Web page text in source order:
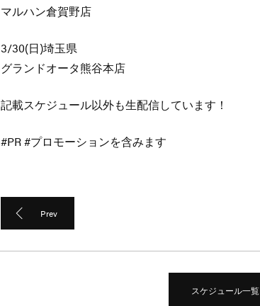
マルハン倉賀野店
3/30(日)埼玉県
グランドオータ熊谷本店
記載スケジュール以外も生配信しています！
#PR #プロモーションを含みます
Prev
スケジュール一覧